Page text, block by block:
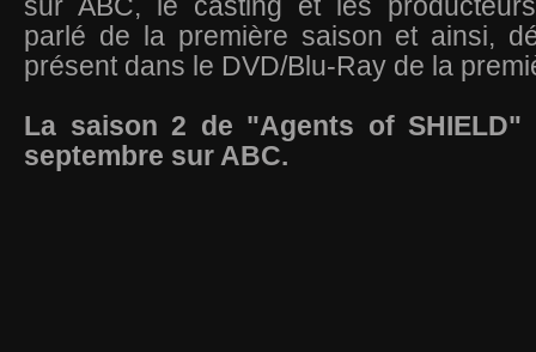
parlé de la première saison et ainsi,
présent dans le DVD/Blu-Ray de la
La saison 2 de "Agents of SHIELD"
septembre sur ABC.